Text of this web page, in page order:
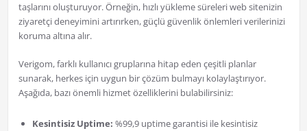
taşlarını oluşturuyor. Örneğin, hızlı yükleme süreleri web sitenizin
ziyaretçi deneyimini artırırken, güçlü güvenlik önlemleri verilerinizi
koruma altına alır.
Verigom, farklı kullanıcı gruplarına hitap eden çeşitli planlar
sunarak, herkes için uygun bir çözüm bulmayı kolaylaştırıyor.
Aşağıda, bazı önemli hizmet özelliklerini bulabilirsiniz:
Kesintisiz Uptime: %99,9 uptime garantisi ile kesintisiz